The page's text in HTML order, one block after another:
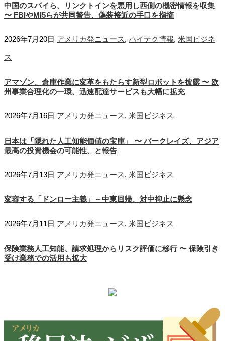
中国のスパイら、リンクトインを悪用し西側の機密情報を収集
〜 FBIやMI5らが共同警告、偽装接近の手口を指摘
2026年7月20日 アメリカ発ニュース, ハイテク情報, 米国ビジネ
ス
アマゾン、倉庫作業に変革をもたらす新型ロボットを披露 〜 欧
州事業合理化の一環、迅速配達サービスも大幅に拡充
2026年7月16日 アメリカ発ニュース, 米国ビジネス
日本は「隠れた人工知能価値の宝庫」 〜 バークレイズ、アジア
最高の投資機会の可能性、と報告
2026年7月13日 アメリカ発ニュース, 米国ビジネス
変容する「ドンロー主義」～中東回帰、対中抑止に懸念
2026年7月11日 アメリカ発ニュース, 米国ビジネス
保険業務人工知能、請求処理からリスク評価に移行 〜 保険引き
受け業務での活用も拡大